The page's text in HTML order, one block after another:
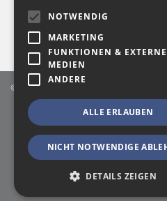
© 2026 Landesfachstelle
Shop Kontakt
Geschäftsbedingungen für
Startseite
NOTWENDIG
MARKETING
FUNKTIONEN & EXTERNE
MEDIEN
ANDERE
ALLE ERLAUBEN
NICHT NOTWENDIGE
DETAILS ZEIGEN